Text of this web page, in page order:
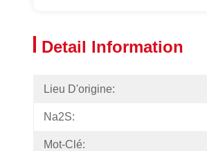
Detail Information
Lieu D'origine:
Na2S:
Mot-Clé: